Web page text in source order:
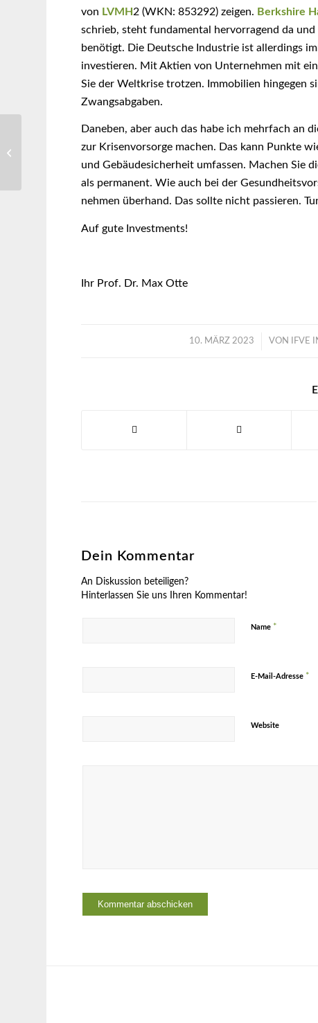
von LVMH 2 (WKN: 853292) zeigen. Berkshire
schrieb, steht fundamental hervorragend da
benötigt. Die Deutsche Industrie ist allerdings
investieren. Mit Aktien von Unternehmen mit
Sie der Weltkrise trotzen. Immobilien hingegen
Zwangsabgaben.
Daneben, aber auch das habe ich mehrfach an
zur Krisenvorsorge machen. Das kann Punkte
und Gebäudesicherheit umfassen. Machen Sie
als permanent. Wie auch bei der
nehmen überhand. Das sollte nicht passieren.
Auf gute Investments!
Ihr Prof. Dr. Max Otte
10. MÄRZ 2023
/ VON IFVE
Dein Kommentar
An Diskussion beteiligen?
Hinterlassen Sie uns Ihren Kommentar!
Name *
E-Mail-Adresse *
Website
dank prall gefüllter